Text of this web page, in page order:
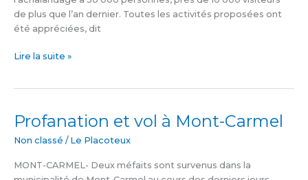
de plus que l’an dernier. Toutes les activités proposées ont
été appréciées, dit
Lire la suite »
Profanation et vol à Mont-Carmel
Non classé / Le Placoteux
MONT-CARMEL- Deux méfaits sont survenus dans la
Profanation
vol
à
Mont-